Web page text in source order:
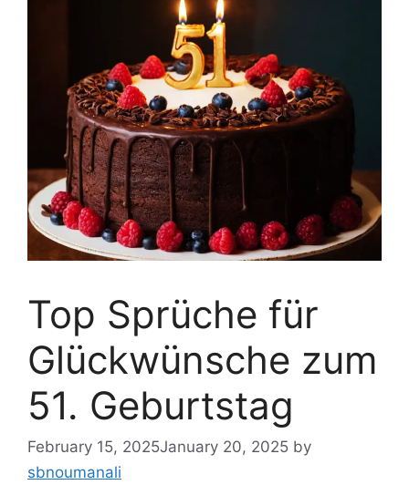
Top Sprüche für
Glückwünsche zum
51. Geburtstag
February 15, 2025January 20, 2025 by
sbnoumanali